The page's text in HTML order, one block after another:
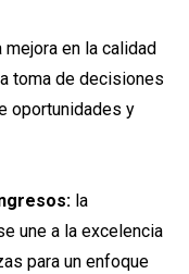
en la calidad
toma de decisiones
oportunidades y
la
une a la excelencia
para un enfoque